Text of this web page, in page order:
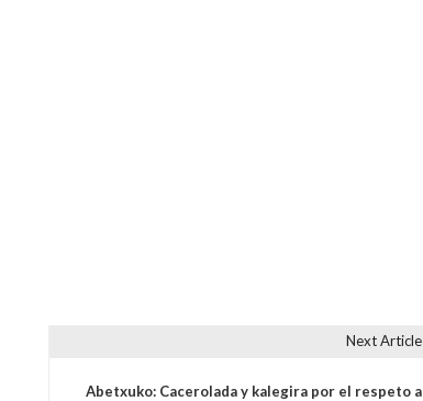
Next Article
Abetxuko: Cacerolada y kalegira por el respeto a